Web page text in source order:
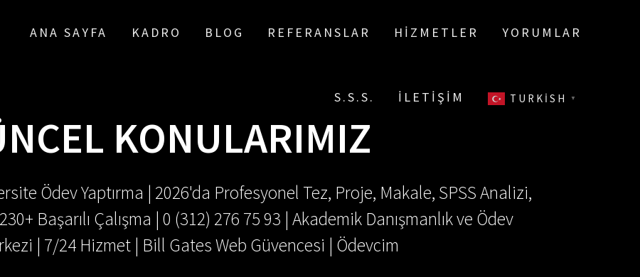
ANA SAYFA KADRO BLOG REFERANSLAR HIZMETLER YORUMLAR
S.S.S. İLETIŞIM TURKISH ▼
KONULARIMIZ
Ödev Yaptırma | 2026'da Profesyonel Tez, Proje, Makale, SPSS Analizi,
Başarılı Çalışma | 0 (312) 276 75 93 | Akademik Danışmanlık ve Ödev
| 7/24 Hizmet | Bill Gates Web Güvencesi | Ödevcim